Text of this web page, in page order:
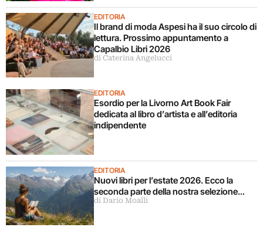
EDITORIA
Il brand di moda Aspesi ha il suo circolo di
lettura. Prossimo appuntamento a
Capalbio Libri 2026
di Caterina Angelucci
EDITORIA
Esordio per la Livorno Art Book Fair
dedicata al libro d’artista e all’editoria
indipendente
EDITORIA
Nuovi libri per l’estate 2026. Ecco la
seconda parte della nostra selezione…
di Dario Moalli